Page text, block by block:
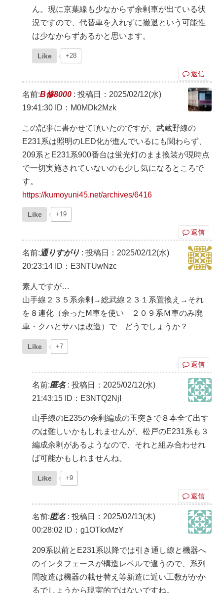
ん。現に京葉線も少なからず余剰車が出ている状
況ですので、代替車を入れずに撤退という可能性
は少なからずあるかと思います。
Like +28
返信
名前:B修8000 : 投稿日：2025/02/12(水)
19:41:30 ID：M0MDk2Mzk
この記事に書かせて頂いたのですが、武蔵野線の
E231系は照明のLED化が進んでいるにも関わらず、
209系とE231系900番台は蛍光灯のまま換装が現時点
で一切実施されていないのも少し気になるところで
す。
https://kumoyuni45.net/archives/6416
Like +19
返信
名前:通りすがり : 投稿日：2025/02/12(水)
20:23:14 ID：E3NTUwNzc
素人ですが…
山手線２３５系余剰→総武線２３１系置換え→それ
を８連化（余ったⅯ車を使い ２０９系Ｍ車のみ廃
車・クハとサハは改造）で どうでしょうか？
Like +7
返信
名前:匿名: 投稿日：2025/02/12(水)
21:43:15 ID：E3NTQ2NjI
山手線のE235の余剰編成の玉突きで８本全て出す
のは難しいかもしれませんが、松戸のE231系も３
編成余剰があるようなので、それと組み合わせれ
ば可能かもしれませんね。
Like +9
返信
名前:匿名: 投稿日：2025/02/13(木)
00:28:02
ID：g1OTkxMzY
209系以前とE231系以降では引き通し線と機器へ
のインタフェースが構造レベルで違うので、系列
間改造は機器の載せ替え等新造に近い工数がかか
るでしょうから現実的ではないですね。